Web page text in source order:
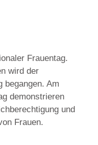
Frauentag.
wird der
begangen. Am
demonstrieren
und
Frauen.